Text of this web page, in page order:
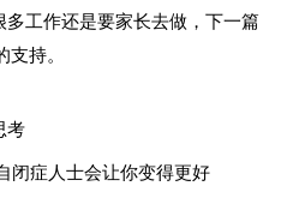
工作还是要家长去做，下一篇
持。
考
闭症人士会让你变得更好